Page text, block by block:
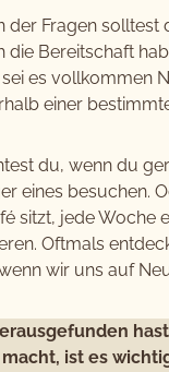
der Fragen solltest
die Bereitschaft
es vollkommen
einer
du, wenn du
eines besuchen.
sitzt, jede Woche
Oftmals
wir uns auf
ist es